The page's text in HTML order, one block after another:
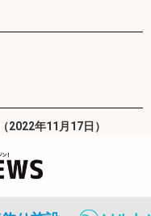
2022年11月17日）